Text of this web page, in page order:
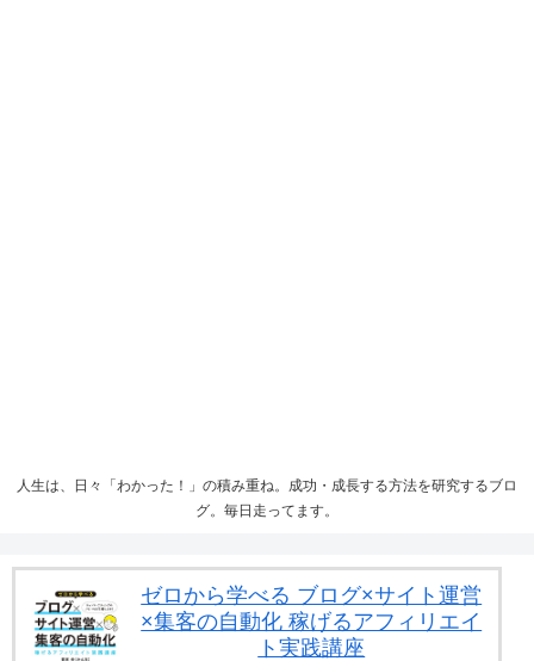
人生は、日々「わかった！」の積み重ね。成功・成長する方法を研究するブロ
グ。毎日走ってます。
ゼロから学べる ブログ×サイト運営
×集客の自動化 稼げるアフィリエイ
ト実践講座